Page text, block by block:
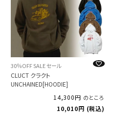
30％OFF SALE セール
CLUCT クラクト
UNCHAINED[HOODIE]
14,300
のところ
10,010 税込